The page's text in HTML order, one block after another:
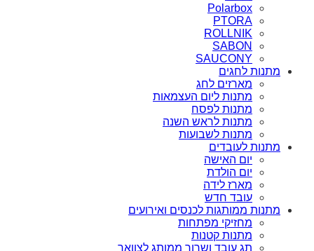
Polarbox
PTORA
ROLLNIK
SABON
SAUCONY
מתנות לחגים
מארזים לחג
מתנות ליום העצמאות
מתנות לפסח
מתנות לראש השנה
מתנות לשבועות
מתנות לעובדים
יום האישה
יום הולדת
מארז לידה
עובד חדש
מתנות ממותגות לכנסים ואירועים
מחזיקי מפתחות
מתנות קטנות
תג עובד ושרוך ממותג לצוואר